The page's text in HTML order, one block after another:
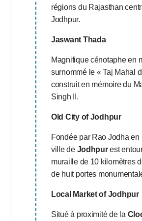
régions du Rajasthan
Jodhpur.
Jaswant Thada
Magnifique cénotaphe en
surnommé le « Taj Mahal
construit en mémoire du
Singh II.
Old City of Jodhpur
Fondée par Rao Jodha
ville de Jodhpurest
muraille de 10 kilomètres
de huit portes
Local Market of Jodhpur
Situé à proximité de la